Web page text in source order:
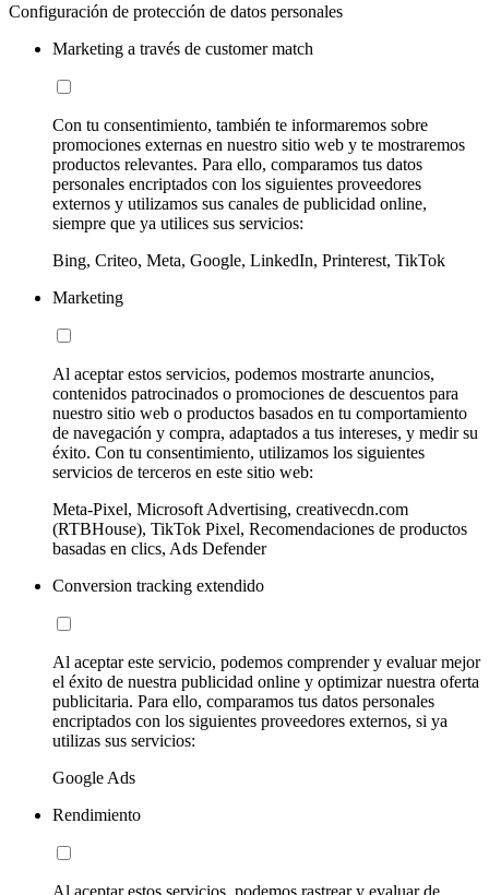
Configuración de protección de datos personales
Marketing a través de customer match
Con tu consentimiento, también te informaremos sobre
promociones externas en nuestro sitio web y te mostraremos
productos relevantes. Para ello, comparamos tus datos
personales encriptados con los siguientes proveedores
externos y utilizamos sus canales de publicidad online,
siempre que ya utilices sus servicios:
Bing, Criteo, Meta, Google, LinkedIn, Printerest, TikTok
Marketing
Al aceptar estos servicios, podemos mostrarte anuncios,
contenidos patrocinados o promociones de descuentos para
nuestro sitio web o productos basados en tu comportamiento
de navegación y compra, adaptados a tus intereses, y medir su
éxito. Con tu consentimiento, utilizamos los siguientes
servicios de terceros en este sitio web:
Meta-Pixel, Microsoft Advertising, creativecdn.com
(RTBHouse), TikTok Pixel, Recomendaciones de productos
basadas en clics, Ads Defender
Conversion tracking extendido
Al aceptar este servicio, podemos comprender y evaluar mejor
el éxito de nuestra publicidad online y optimizar nuestra oferta
publicitaria. Para ello, comparamos tus datos personales
encriptados con los siguientes proveedores externos, si ya
utilizas sus servicios:
Google Ads
Rendimiento
Al aceptar estos servicios, podemos rastrear y evaluar de